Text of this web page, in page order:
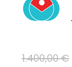
1.400,00€